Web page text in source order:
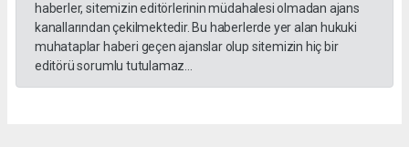
haberler, sitemizin editörlerinin müdahalesi olmadan ajans
kanallarından çekilmektedir. Bu haberlerde yer alan hukuki
muhataplar haberi geçen ajanslar olup sitemizin hiç bir
editörü sorumlu tutulamaz...